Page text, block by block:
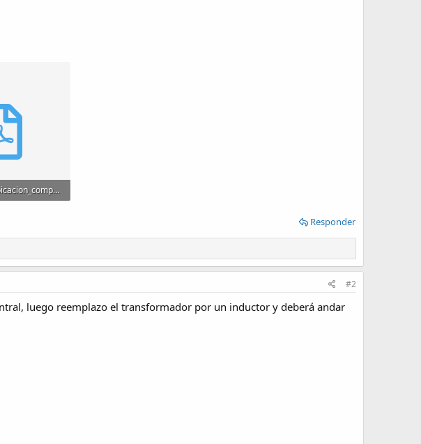
smps15_pcb_ubicacion_componentes_628.pdf
Responder
#2
luego reemplazo el transformador por un inductor y deberá andar